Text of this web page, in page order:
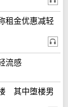
租金优惠减轻
流感
其中堕楼男